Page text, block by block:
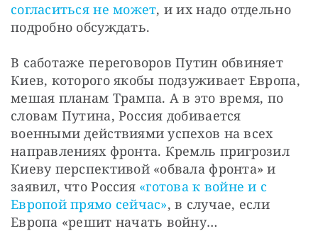
согласиться не может, и их надо отдельно
подробно обсуждать.
В саботаже переговоров Путин обвиняет
Киев, которого якобы подзуживает Европа,
мешая планам Трампа. А в это время, по
словам Путина, Россия добивается
военными действиями успехов на всех
направлениях фронта. Кремль пригрозил
Киеву перспективой «обвала фронта» и
заявил, что Россия «готова к войне и с
Европой прямо сейчас», в случае, если
Европа «решит начать войну…